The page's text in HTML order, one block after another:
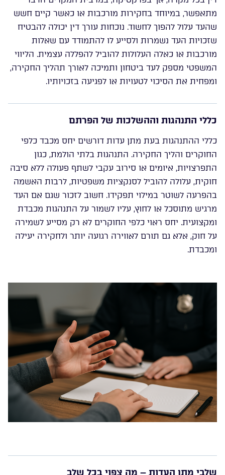
מתאפשר, במיוחד בחקירות מורכבות או כאשר קיים חשש
שהעד עלול להפוך לחשוד. נוכחות עורך דין יכולה להבטיח
שזכויות העד נשמרות ולסייע לו להתמודד עם שאלות
מורכבות או כאלה העלולות להוביל להפללה עצמית. הליווי
המשפטי מספק לעד ביטחון ותמיכה לאורך תהליך החקירה,
ומפחית את הסיכוי לטעויות או לפגיעה בזכויותיו.
כללי התנהגות וההשלכות של הפרתם
כללי ההתנהגות בעת מתן עדות דורשים יחס מכבד כלפי
החוקרים והליך החקירה. התנהגות בלתי הולמת, כגון
התפרצויות, איומים או סירוב עקבי לשתף פעולה ללא סיבה
חוקית, עלולה להוביל לסנקציות משפטיות, לרבות האשמה
בהפרעה לשוטר במילוי תפקידו. חשוב לזכור שגם אם העד
מרגיש מתוסכל או לחוץ, עליו לשמור על התנהגות מכבדת
ומקצועית. יחס ראוי כלפי החוקרים לא רק מסייע לשמירה
על חוק, אלא גם תורם לאווירה רגועה יותר ולחקירה יעילה
ומכבדת.
שלבי מתן העדות – מה צפוי בכל שלב